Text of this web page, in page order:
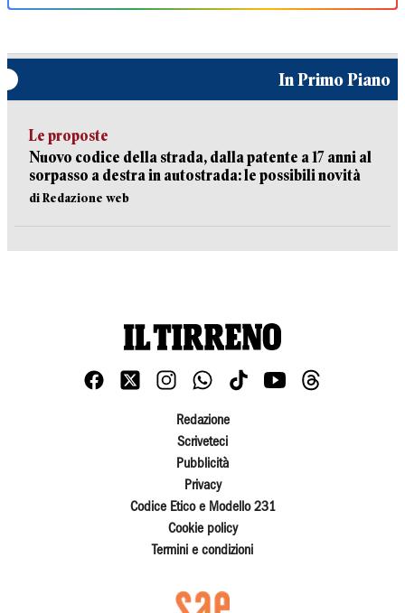
In Primo Piano
Le proposte
Nuovo codice della strada, dalla patente a 17 anni al
sorpasso a destra in autostrada: le possibili novità
di Redazione web
Redazione
Scriveteci
Pubblicità
Privacy
Codice Etico e Modello 231
Cookie policy
Termini e condizioni